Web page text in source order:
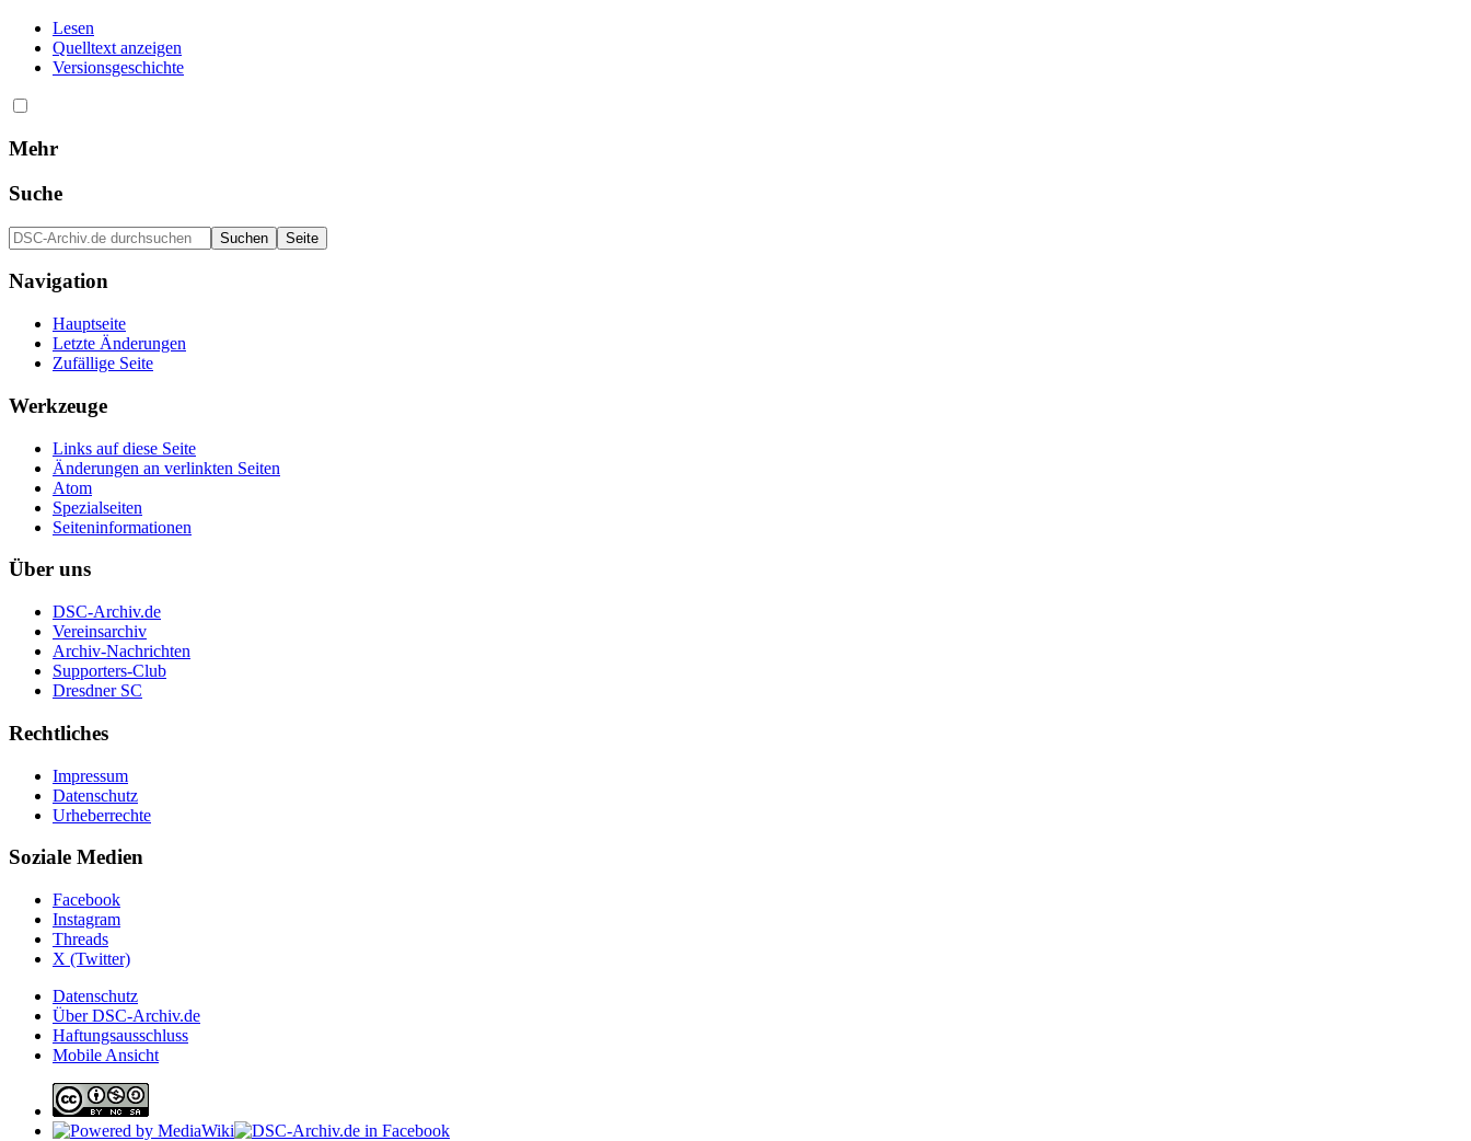
Lesen
Quelltext anzeigen
Versionsgeschichte
Mehr
Suche
Navigation
Hauptseite
Letzte Änderungen
Zufällige Seite
Werkzeuge
Links auf diese Seite
Änderungen an verlinkten Seiten
Atom
Spezialseiten
Seiten­informationen
Über uns
DSC-Archiv.de
Vereinsarchiv
Archiv-Nachrichten
Supporters-Club
Dresdner SC
Rechtliches
Impressum
Datenschutz
Urheberrechte
Soziale Medien
Facebook
Instagram
Threads
X (Twitter)
Datenschutz
Über DSC-Archiv.de
Haftungsausschluss
Mobile Ansicht